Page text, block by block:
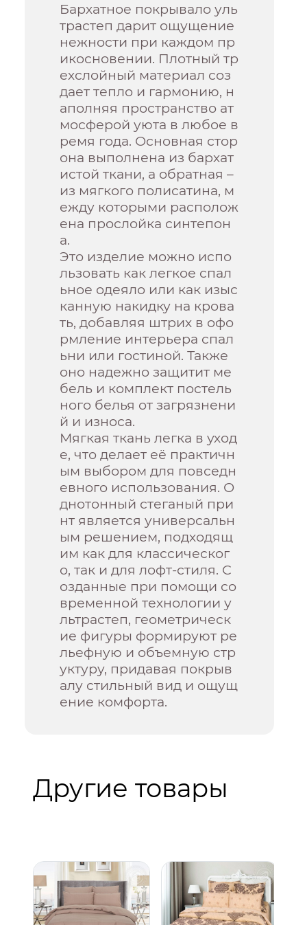
Бархатное покрывало уль
трастеп дарит ощущение
нежности при каждом пр
икосновении. Плотный тр
ехслойный материал соз
дает тепло и гармонию, н
аполняя пространство ат
мосферой уюта в любое в
ремя года. Основная стор
она выполнена из бархат
истой ткани, а обратная –
из мягкого полисатина, м
ежду которыми располож
ена прослойка синтепон
а.
Это изделие можно испо
льзовать как легкое спал
ьное одеяло или как изыс
канную накидку на крова
ть, добавляя штрих в офо
рмление интерьера спал
ьни или гостиной. Также
оно надежно защитит ме
бель и комплект постель
ного белья от загрязнени
й и износа.
Мягкая ткань легка в уход
е, что делает её практичн
ым выбором для повседн
евного использования. О
днотонный стеганый при
нт является универсальн
ым решением, подходящ
им как для классическог
о, так и для лофт-стиля. С
озданные при помощи со
временной технологии у
льтрастеп, геометрическ
ие фигуры формируют ре
льефную и объемную стр
уктуру, придавая покрыв
алу стильный вид и ощущ
ение комфорта.
Другие товары